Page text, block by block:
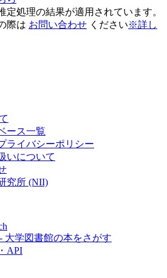
定処理の結果が適用されています。
際は お問い合わせ ください※詳し
ース一覧
ライバシーポリシー
いについて
究所 (NII)
大学図書館の本をさがす
API